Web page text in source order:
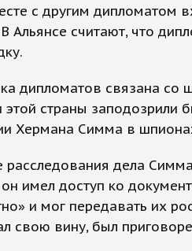
с другим дипломатом
Альянсе считают, что
дипломатов связана со
этой страны
Хермана Симма в
расследования дела
имел доступ ко
и мог передавать их
свою вину, был